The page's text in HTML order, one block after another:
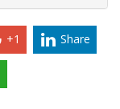
+1 Share